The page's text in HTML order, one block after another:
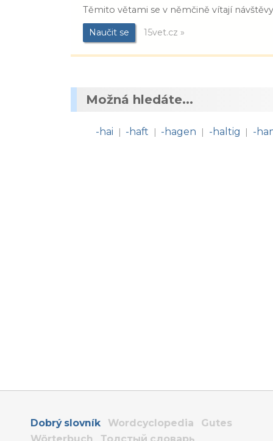
Těmito větami se v němčině vítají
Naučit se 15vet.cz »
Možná hledáte...
-hai | -haft | -hagen | -haltig | -
Dobrý slovník Wordcyclopedia
Gutes